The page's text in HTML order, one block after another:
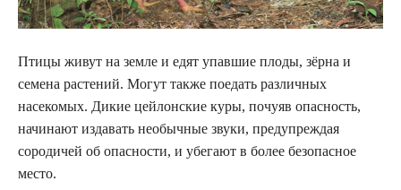
Птицы живут на земле и едят упавшие плоды, зёрна и
семена растений. Могут также поедать различных
насекомых. Дикие цейлонские куры, почуяв опасность,
начинают издавать необычные звуки, предупреждая
сородичей об опасности, и убегают в более безопасное
место.